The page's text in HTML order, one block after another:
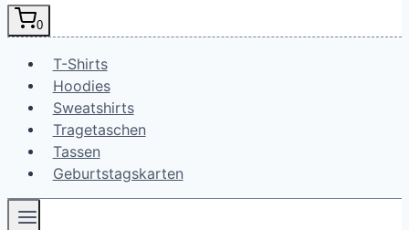
0
T-Shirts
Hoodies
Sweatshirts
Tragetaschen
Tassen
Geburtstagskarten